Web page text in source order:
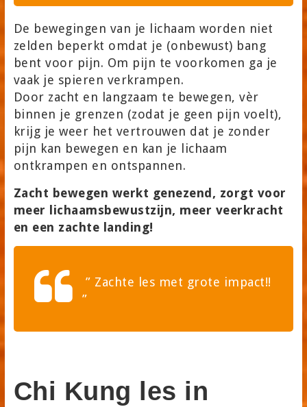
De bewegingen van je lichaam worden niet
zelden beperkt omdat je (onbewust) bang
bent voor pijn. Om pijn te voorkomen ga je
vaak je spieren verkrampen.
Door zacht en langzaam te bewegen, vèr
binnen je grenzen (zodat je geen pijn voelt),
krijg je weer het vertrouwen dat je zonder
pijn kan bewegen en kan je lichaam
ontkrampen en ontspannen.
Zacht bewegen werkt genezend, zorgt voor
meer lichaamsbewustzijn, meer veerkracht
en een zachte landing!
” Zachte les met grote impact!!
”
Chi Kung les in